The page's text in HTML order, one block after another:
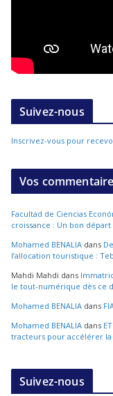
Suivez-nous
Inscrivez-vous pour
Vos
Facultad de Ciencias
croissance : Un bon départ
Mohamed BENALIA dans
l’allocation touristique :
Mahdi Mahdi dans
le tout-numérique dès ce
Mohamed BENALIA dans
Mohamed BENALIA dans
tracteurs pour accélérer
Suivez-nous